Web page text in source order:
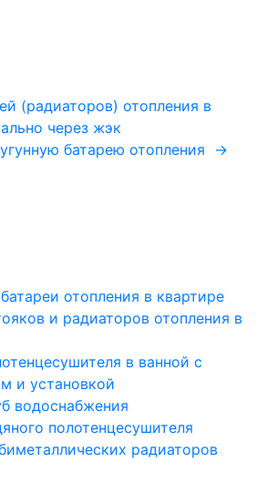
(радиаторов) отопления в
через жэк
батарею отопления →
отопления в квартире
и радиаторов отопления в
в ванной с
и установкой
водоснабжения
полотенцесушителя
радиаторов